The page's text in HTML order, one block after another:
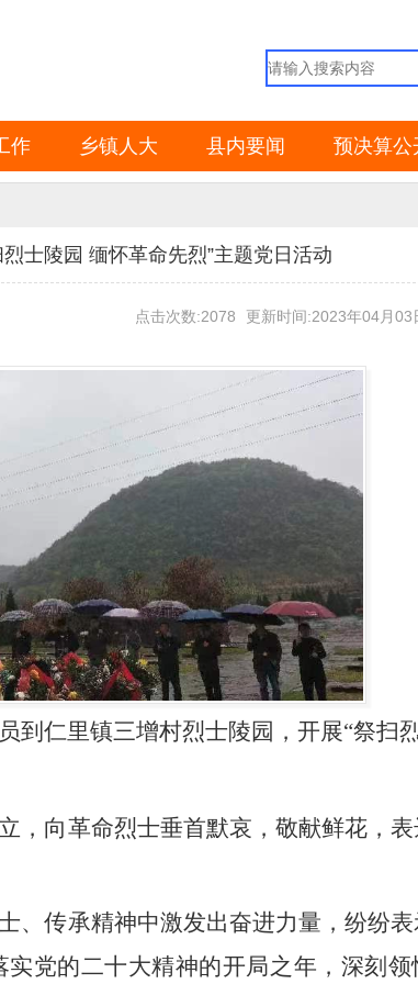
作 乡镇人大 县内要闻 预决算公
士陵园 缅怀革命先烈”主题党日活动
点击次数:2078 更新时间:2023年04月03
到 仁里镇三增村烈士陵园 ， 开展“祭扫
，向革命烈士垂首默哀，敬献鲜花，
、传承精神中激发出奋进力量，纷纷
实党的二十大精神的开局之年，深刻领